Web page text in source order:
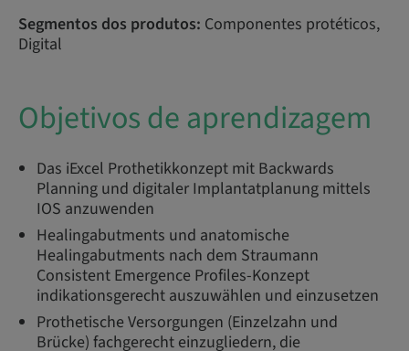
Segmentos dos produtos: Componentes protéticos,
Digital
Objetivos de aprendizagem
Das iExcel Prothetikkonzept mit Backwards
Planning und digitaler Implantatplanung mittels
IOS anzuwenden
Healingabutments und anatomische
Healingabutments nach dem Straumann
Consistent Emergence Profiles-Konzept
indikationsgerecht auszuwählen und einzusetzen
Prothetische Versorgungen (Einzelzahn und
Brücke) fachgerecht einzugliedern, die